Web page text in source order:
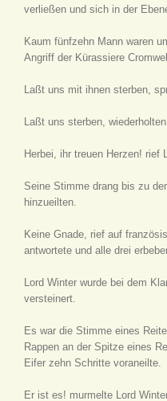
verließen und sich in der
Kaum fünfzehn Mann waren
Angriff der Kürassiere
Laßt uns mit ihnen sterben,
Laßt uns sterben,
Herbei, ihr treuen Herzen! rief
Seine Stimme drang bis zu
hinzueilten.
Keine Gnade, rief auf
antwortete und alle drei
Lord Winter wurde bei dem
versteinert.
Es war die Stimme eines
Rappen an der Spitze eines
Eifer zehn Schritte voraneilte.
Er ist es! murmelte Lord